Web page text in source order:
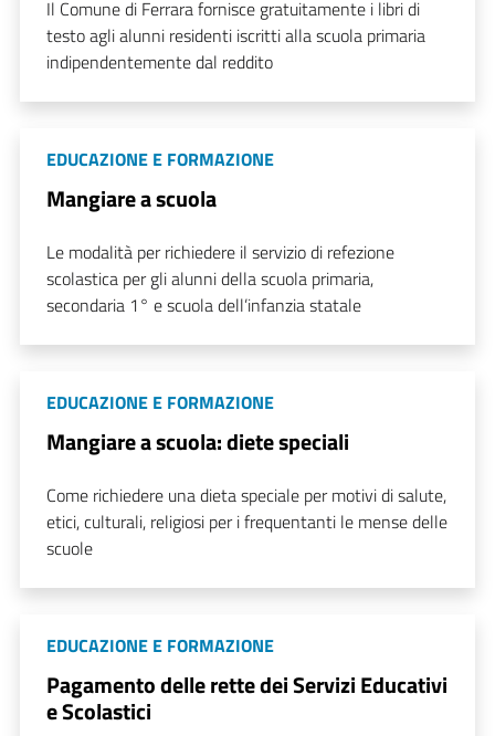
Il Comune di Ferrara fornisce gratuitamente i libri di
testo agli alunni residenti iscritti alla scuola primaria
indipendentemente dal reddito
EDUCAZIONE E FORMAZIONE
Mangiare a scuola
Le modalità per richiedere il servizio di refezione
scolastica per gli alunni della scuola primaria,
secondaria 1° e scuola dell’infanzia statale
EDUCAZIONE E FORMAZIONE
Mangiare a scuola: diete speciali
Come richiedere una dieta speciale per motivi di salute,
etici, culturali, religiosi per i frequentanti le mense delle
scuole
EDUCAZIONE E FORMAZIONE
Pagamento delle rette dei Servizi Educativi
e Scolastici